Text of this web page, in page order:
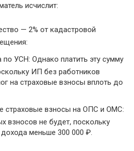
исчислит:
— 2% от кадастровой
по УСН: Однако платить эту сумму
ИП без работников
на страховые взносы вплоть до
страховые взносы на ОПС и ОМС:
взносов не будет, поскольку
меньше 300 000 ₽.